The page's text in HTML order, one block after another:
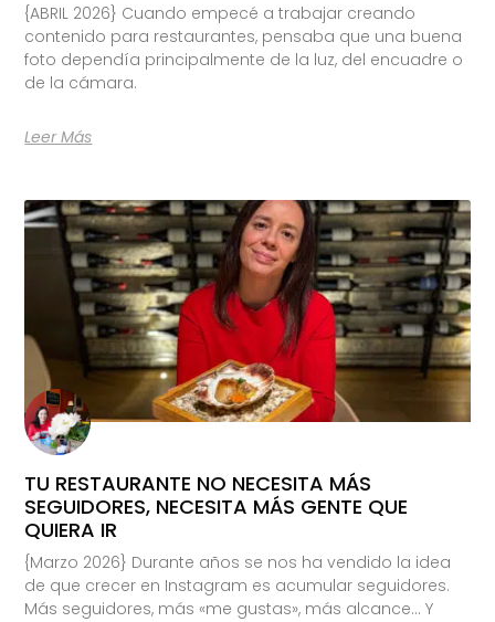
{ABRIL 2026} Cuando empecé a trabajar creando
contenido para restaurantes, pensaba que una buena
foto dependía principalmente de la luz, del encuadre o
de la cámara.
Leer Más
TU RESTAURANTE NO NECESITA MÁS
SEGUIDORES, NECESITA MÁS GENTE QUE
QUIERA IR
{Marzo 2026} Durante años se nos ha vendido la idea
de que crecer en Instagram es acumular seguidores.
Más seguidores, más «me gustas», más alcance… Y